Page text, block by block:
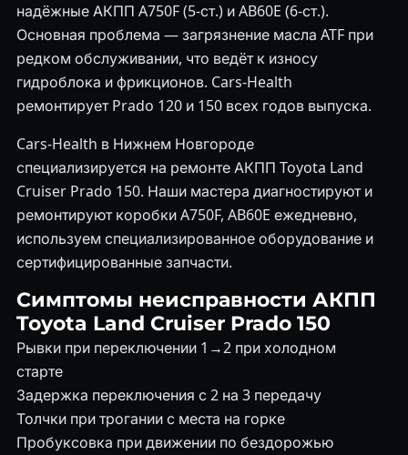
надёжные АКПП A750F (5-ст.) и AB60E (6-ст.).
Основная проблема — загрязнение масла ATF при
редком обслуживании, что ведёт к износу
гидроблока и фрикционов. Cars-Health
ремонтирует Prado 120 и 150 всех годов выпуска.
Cars-Health в Нижнем Новгороде
специализируется на ремонте АКПП Toyota Land
Cruiser Prado 150. Наши мастера диагностируют и
ремонтируют коробки A750F, AB60E ежедневно,
используем специализированное оборудование и
сертифицированные запчасти.
Симптомы неисправности АКПП
Toyota Land Cruiser Prado 150
Рывки при переключении 1→2 при холодном
старте
Задержка переключения с 2 на 3 передачу
Толчки при трогании с места на горке
Пробуксовка при движении по бездорожью